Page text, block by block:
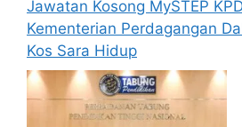
pengalaman kerja, gaji
yang dipohon, gambar
passport serta salinan
semasa membuat
Pemohon yang telah
memohon jawatan
Jawatan Kosong MySTEP
Kementerian Perdagangan
Kos Sara Hidup